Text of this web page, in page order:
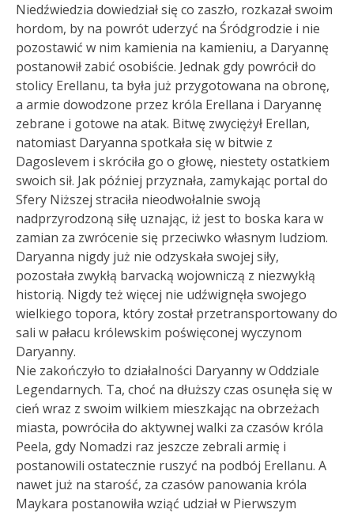
Niedźwiedzia dowiedział się co zaszło, rozkazał swoim
hordom, by na powrót uderzyć na Śródgrodzie i nie
pozostawić w nim kamienia na kamieniu, a Daryannę
postanowił zabić osobiście. Jednak gdy powrócił do
stolicy Erellanu, ta była już przygotowana na obronę,
a armie dowodzone przez króla Erellana i Daryannę
zebrane i gotowe na atak. Bitwę zwyciężył Erellan,
natomiast Daryanna spotkała się w bitwie z
Dagoslevem i skróciła go o głowę, niestety ostatkiem
swoich sił. Jak później przyznała, zamykając portal do
Sfery Niższej straciła nieodwołalnie swoją
nadprzyrodzoną siłę uznając, iż jest to boska kara w
zamian za zwrócenie się przeciwko własnym ludziom.
Daryanna nigdy już nie odzyskała swojej siły,
pozostała zwykłą barvacką wojowniczą z niezwykłą
historią. Nigdy też więcej nie udźwignęła swojego
wielkiego topora, który został przetransportowany do
sali w pałacu królewskim poświęconej wyczynom
Daryanny.
Nie zakończyło to działalności Daryanny w Oddziale
Legendarnych. Ta, choć na dłuższy czas osunęła się w
cień wraz z swoim wilkiem mieszkając na obrzeżach
miasta, powróciła do aktywnej walki za czasów króla
Peela, gdy Nomadzi raz jeszcze zebrali armię i
postanowili ostatecznie ruszyć na podbój Erellanu. A
nawet już na starość, za czasów panowania króla
Maykara postanowiła wziąć udział w Pierwszym